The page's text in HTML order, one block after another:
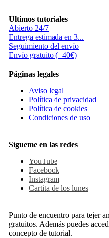
Ultimos tutoriales
Abierto 24/7
Entrega estimada en 3...
Seguimiento del envío
Envío gratuito (+40€)
Páginas legales
Aviso legal
Política de privacidad
Política de cookies
Condiciones de uso
Sígueme en las redes
YouTube
Facebook
Instagram
Cartita de los lunes
Punto de encuentro para tejer
gratuitos. Además puedes
concepto de tutorial.